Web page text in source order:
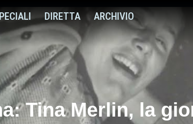
DIRETTA ARCHIVIO
Tina Merlin, la